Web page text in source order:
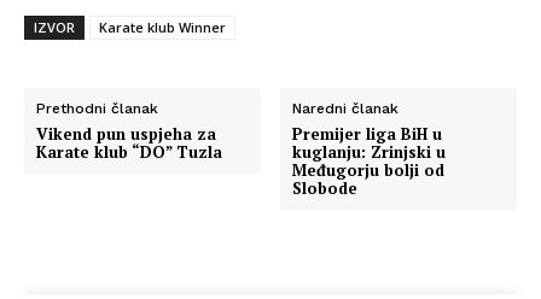
IZVOR Karate klub Winner
Prethodni članak
Vikend pun uspjeha za
Karate klub “DO” Tuzla
Naredni članak
Premijer liga BiH u
kuglanju: Zrinjski u
Međugorju bolji od
Slobode